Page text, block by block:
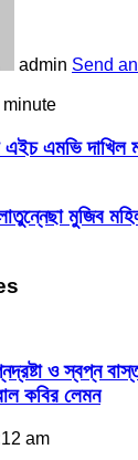
admin Send
minute
এইচ এমভি দাখিল
মুজিব
ও স্বপ্ন
কবির লেমন
am